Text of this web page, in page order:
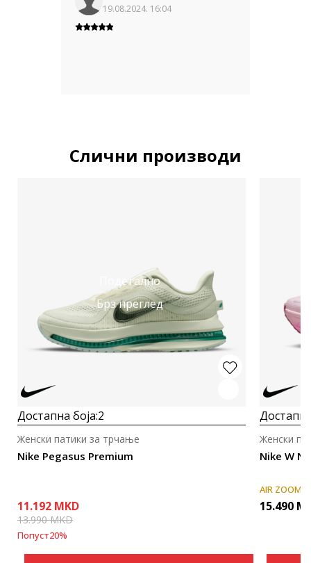
19.08.2024. 16:04
Слични производи
Подетално
Брз преглед
Достапна боја:2
Nike Pegasus Premium
Женски патики за трчање
11.192 MKD
13.990MKD
Попуст20%
Nike W
Женски
AIR ZOOM
15.490